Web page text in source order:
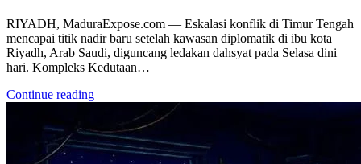
RIYADH, MaduraExpose.com — Eskalasi konflik di Timur Tengah
mencapai titik nadir baru setelah kawasan diplomatik di ibu kota
Riyadh, Arab Saudi, diguncang ledakan dahsyat pada Selasa dini
hari. Kompleks Kedutaan…
Continue reading